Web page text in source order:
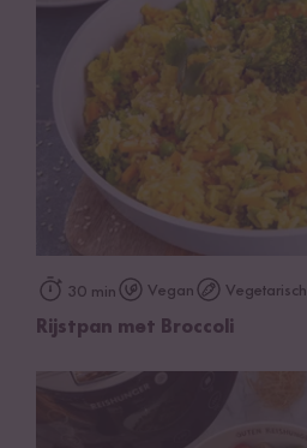
30 min Vegan Vegetarisch
Rijstpan met Broccoli